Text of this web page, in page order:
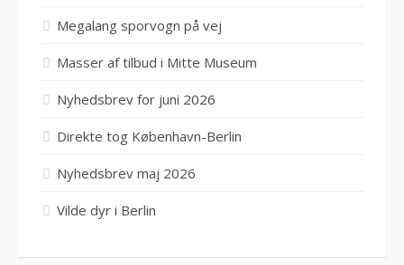
Megalang sporvogn på vej
Masser af tilbud i Mitte Museum
Nyhedsbrev for juni 2026
Direkte tog København-Berlin
Nyhedsbrev maj 2026
Vilde dyr i Berlin